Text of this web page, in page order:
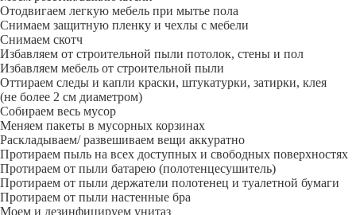
Отодвигаем легкую мебель при мытье пола
Снимаем защитную пленку и чехлы с мебели
Снимаем скотч
Избавляем от строительной пыли потолок, стены и пол
Избавляем мебель от строительной пыли
Оттираем следы и капли краски, штукатурки, затирки, клея
(не более 2 см диаметром)
Собираем весь мусор
Меняем пакеты в мусорных корзинах
Раскладываем/ развешиваем вещи аккуратно
Протираем пыль на всех доступных и свободных поверхностях
Протираем от пыли батарею (полотенцесушитель)
Протираем от пыли держатели полотенец и туалетной бумаги
Протираем от пыли настенные бра
Моем и дезинфицируем унитаз